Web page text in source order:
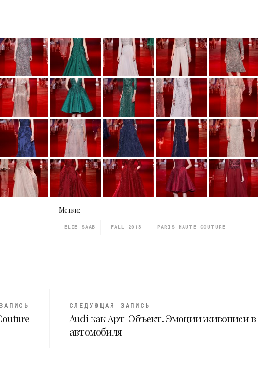
Метки:
ELIE SAAB FALL 2013 PARIS HAUTE COUTURE
СЛЕДУЮЩАЯ ЗАПИСЬ
Audi как Арт-Объект. Эмоции живописи
автомобиля